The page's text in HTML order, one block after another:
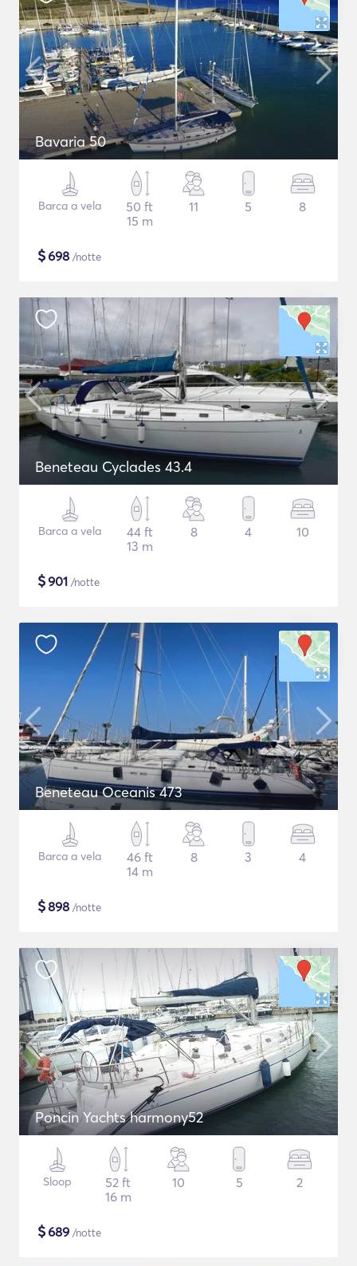
Bavaria 50
Barca a vela
50 ft
15 m
11 5 8
$698 /notte
Beneteau Cyclades 43.4
Barca a vela
44 ft
13 m
8 4 10
$901 /notte
Beneteau Oceanis 473
Barca a vela
46 ft
14 m
8 3 4
$898 /notte
Poncin Yachts harmony52
Sloop
52 ft
16 m
10 5 2
$689 /notte